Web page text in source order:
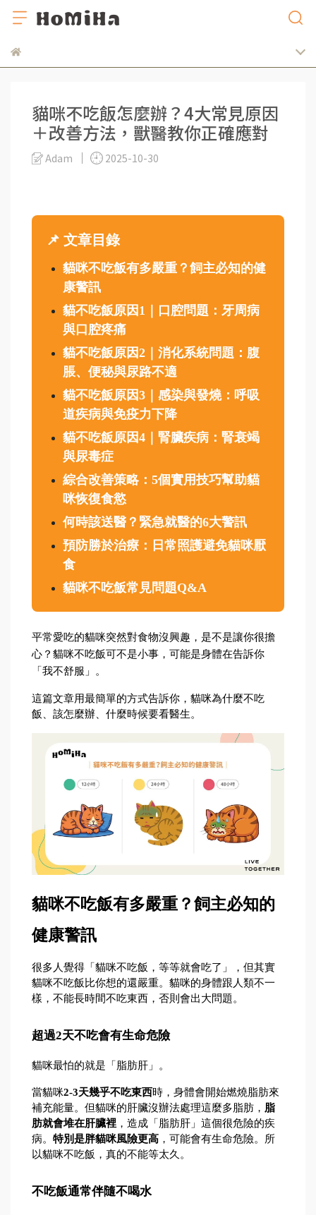
貓咪不吃飯怎麼辦？4大常見原因
＋改善方法，獸醫教你正確應對
Adam 2025-10-30
📌 文章目錄
貓咪不吃飯有多嚴重？飼主必知的健
康警訊
貓不吃飯原因1｜口腔問題：牙周病
與口腔疼痛
貓不吃飯原因2｜消化系統問題：腹
脹、便秘與尿路不適
貓不吃飯原因3｜感染與發燒：呼吸
道疾病與免疫力下降
貓不吃飯原因4｜腎臟疾病：腎衰竭
與尿毒症
綜合改善策略：5個實用技巧幫助貓
咪恢復食慾
何時該送醫？緊急就醫的6大警訊
預防勝於治療：日常照護避免貓咪厭
食
貓咪不吃飯常見問題Q&A
平常愛吃的貓咪突然對食物沒興趣，是不是讓你很擔
心？貓咪不吃飯可不是小事，可能是身體在告訴你
「我不舒服」。
這篇文章用最簡單的方式告訴你，貓咪為什麼不吃
飯、該怎麼辦、什麼時候要看醫生。
貓咪不吃飯有多嚴重？飼主必知的
健康警訊
很多人覺得「貓咪不吃飯，等等就會吃了」，但其實
貓咪不吃飯比你想的還嚴重。貓咪的身體跟人類不一
樣，不能長時間不吃東西，否則會出大問題。
超過2天不吃會有生命危險
貓咪最怕的就是「脂肪肝」。
當貓咪2-3天幾乎不吃東西時，身體會開始燃燒脂肪來
補充能量。但貓咪的肝臟沒辦法處理這麼多脂肪， 脂
肪就會堆在肝臟裡 ，造成「脂肪肝」這個很危險的疾
病。 特別是胖貓咪風險更高 ，可能會有生命危險。所
以貓咪不吃飯，真的不能等太久。
不吃飯通常伴隨不喝水